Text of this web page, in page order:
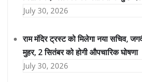
July 30, 2026
राम मंदिर ट्रस्ट को मिलेगा नया सचिव,
मुहर, 2 सितंबर को होगी औपचारिक घोषणा
July 30, 2026